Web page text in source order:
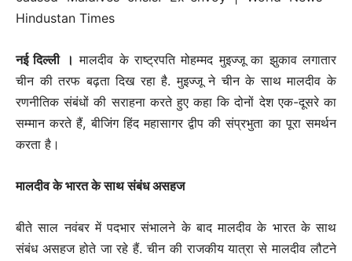
नई दिल्‍ली । मालदीव के राष्ट्रपति मोहम्मद मुइज्जू का झुकाव लगातार
चीन की तरफ बढ़ता दिख रहा है. मुइज्जू ने चीन के साथ मालदीव के
रणनीतिक संबंधों की सराहना करते हुए कहा कि दोनों देश एक-दूसरे का
सम्मान करते हैं, बीजिंग हिंद महासागर द्वीप की संप्रभुता का पूरा समर्थन
करता है।
मालदीव के भारत के साथ संबंध असहज
बीते साल नवंबर में पदभार संभालने के बाद मालदीव के भारत के साथ
संबंध असहज होते जा रहे हैं. चीन की राजकीय यात्रा से मालदीव लौटने